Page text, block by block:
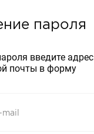
пароля
введите адрес
почты в форму